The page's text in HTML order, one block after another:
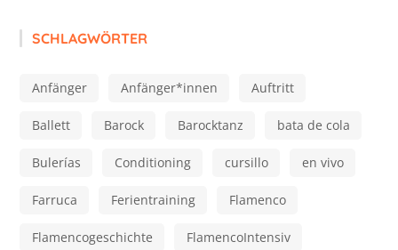
SCHLAGWÖRTER
Anfänger Anfänger*innen Auftritt
Ballett Barock Barocktanz bata de cola
Bulerías Conditioning cursillo en vivo
Farruca Ferientraining Flamenco
Flamencogeschichte FlamencoIntensiv